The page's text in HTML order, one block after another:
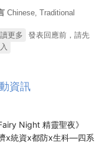
Chinese, Traditional
更多 關於110學年度 四系聯
發表回應前，請先
資訊
Fairy Night 精靈聖夜》
x統資x都防x生科—四系